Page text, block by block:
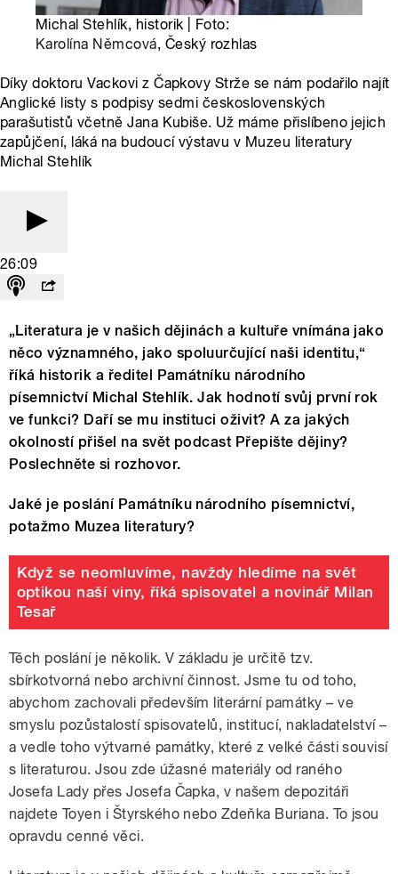
Michal Stehlík, historik | Foto:
Karolína Němcová, Český rozhlas
Díky doktoru Vackovi z Čapkovy Strže se nám podařilo najít
Anglické listy s podpisy sedmi československých
parašutistů včetně Jana Kubiše. Už máme přislíbeno jejich
zapůjčení, láká na budoucí výstavu v Muzeu literatury
Michal Stehlík
26:09
„Literatura je v našich dějinách a kultuře vnímána jako
něco významného, jako spoluurčující naši identitu,“
říká historik a ředitel Památníku národního
písemnictví Michal Stehlík. Jak hodnotí svůj první rok
ve funkci? Daří se mu instituci oživit? A za jakých
okolností přišel na svět podcast Přepište dějiny?
Poslechněte si rozhovor.
Jaké je poslání Památníku národního písemnictví,
potažmo Muzea literatury?
Když se neomluvíme, navždy hledíme na svět
optikou naší viny, říká spisovatel a novinář Milan
Tesař
Těch poslání je několik. V základu je určitě tzv.
sbírkotvorná nebo archivní činnost. Jsme tu od toho,
abychom zachovali především literární památky – ve
smyslu pozůstalostí spisovatelů, institucí, nakladatelství –
a vedle toho výtvarné památky, které z velké části souvisí
s literaturou. Jsou zde úžasné materiály od raného
Josefa Lady přes Josefa Čapka, v našem depozitáři
najdete Toyen i Štyrského nebo Zdeňka Buriana. To jsou
opravdu cenné věci.